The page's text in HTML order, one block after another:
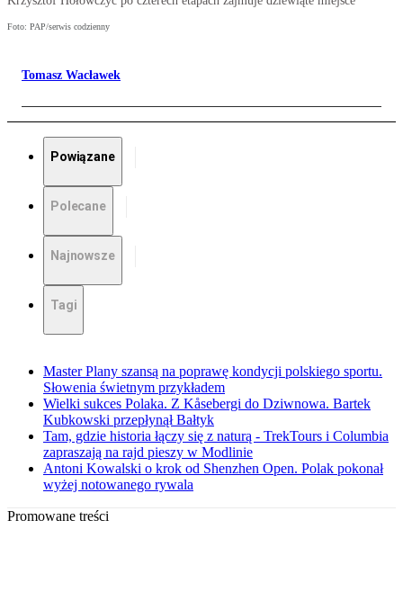
Foto: PAP/serwis codzienny
Tomasz Wacławek
Powiązane
Polecane
Najnowsze
Tagi
Master Plany szansą na poprawę kondycji polskiego sportu.
Słowenia świetnym przykładem
Wielki sukces Polaka. Z Kåsebergi do Dziwnowa. Bartek
Kubkowski przepłynął Bałtyk
Tam, gdzie historia łączy się z naturą - TrekTours i Columbia
zapraszają na rajd pieszy w Modlinie
Antoni Kowalski o krok od Shenzhen Open. Polak pokonał
wyżej notowanego rywala
Promowane treści